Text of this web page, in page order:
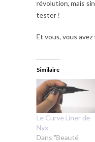
révolution, mais
tester !
Et vous, vous
Similaire
Le Curve Liner de
Nyx
Dans "Beauté